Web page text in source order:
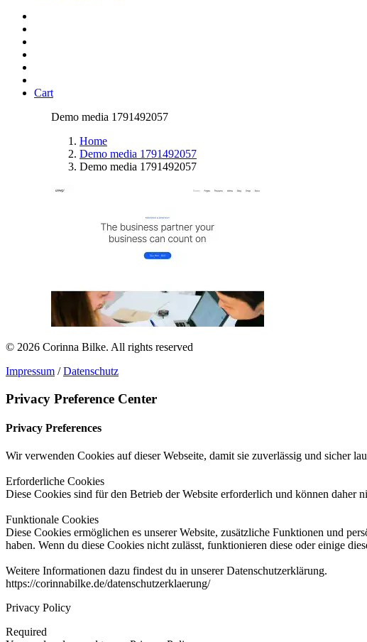
Cart
Demo media 1791492057
Home
Demo media 1791492057
Demo media 1791492057
© 2026 Corinna Bilke. All rights reserved
Impressum /Datenschutz
Privacy Preference Center
Privacy Preferences
Wir verwenden Cookies auf dieser Webseite, damit sie zuverlässig und sicher
Erforderliche Cookies
Diese Cookies sind für den Betrieb der Website erforderlich und können daher
Funktionale Cookies
Diese Cookies ermöglichen es unserer Website, zusätzliche Funktionen und
haben. Wenn du diese Cookies nicht zulässt, funktionieren diese oder einige
Weitere Informationen dazu findest du in unserer Datenschutzerklärung.
https://corinnabilke.de/datenschutzerklaerung/
Privacy Policy
Required